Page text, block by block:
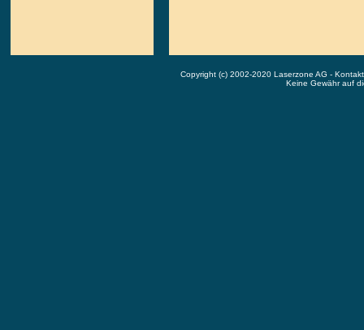
Copyright (c) 2002-2020 Laserzone AG -
Keine Gewähr auf